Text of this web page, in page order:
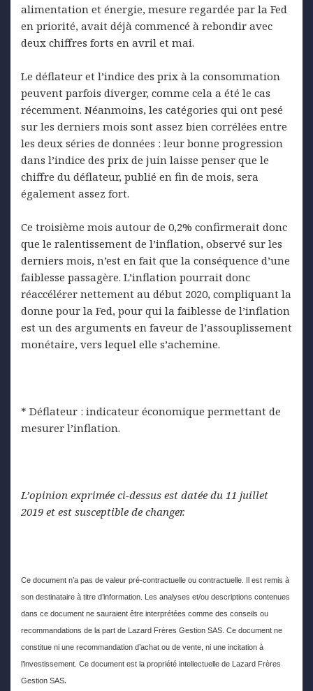
alimentation et énergie, mesure regardée par la Fed
en priorité, avait déjà commencé à rebondir avec
deux chiffres forts en avril et mai.
Le déflateur et l’indice des prix à la consommation
peuvent parfois diverger, comme cela a été le cas
récemment. Néanmoins, les catégories qui ont pesé
sur les derniers mois sont assez bien corrélées entre
les deux séries de données : leur bonne progression
dans l’indice des prix de juin laisse penser que le
chiffre du déflateur, publié en fin de mois, sera
également assez fort.
Ce troisième mois autour de 0,2% confirmerait donc
que le ralentissement de l’inflation, observé sur les
derniers mois, n’est en fait que la conséquence d’une
faiblesse passagère. L’inflation pourrait donc
réaccélérer nettement au début 2020, compliquant la
donne pour la Fed, pour qui la faiblesse de l’inflation
est un des arguments en faveur de l’assouplissement
monétaire, vers lequel elle s’achemine.
* Déflateur : indicateur économique permettant de
mesurer l’inflation.
L’opinion exprimée ci-dessus est datée du 11 juillet
2019 et est susceptible de changer.
Ce document n’a pas de valeur pré-contractuelle ou contractuelle. Il est remis à
son destinataire à titre d’information. Les analyses et/ou descriptions contenues
dans ce document ne sauraient être interprétées comme des conseils ou
recommandations de la part de Lazard Frères Gestion SAS. Ce document ne
constitue ni une recommandation d’achat ou de vente, ni une incitation à
l’investissement. Ce document est la propriété intellectuelle de Lazard Frères
Gestion SAS.